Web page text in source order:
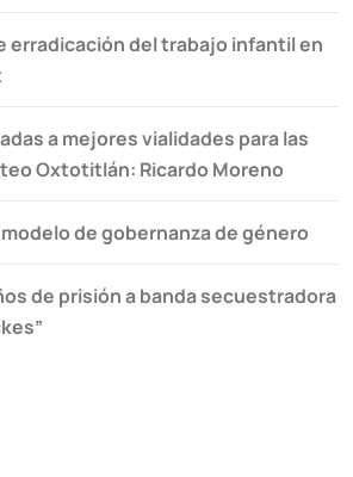
erradicación del trabajo infantil en
a mejores vialidades para las
Oxtotitlán: Ricardo Moreno
de gobernanza de género
de prisión a banda secuestradora